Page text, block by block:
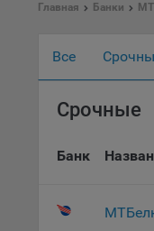
Главная Банки
Все
Срочные
Банк